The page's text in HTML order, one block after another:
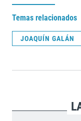
Temas relacionados
JOAQUÍN GALÁN